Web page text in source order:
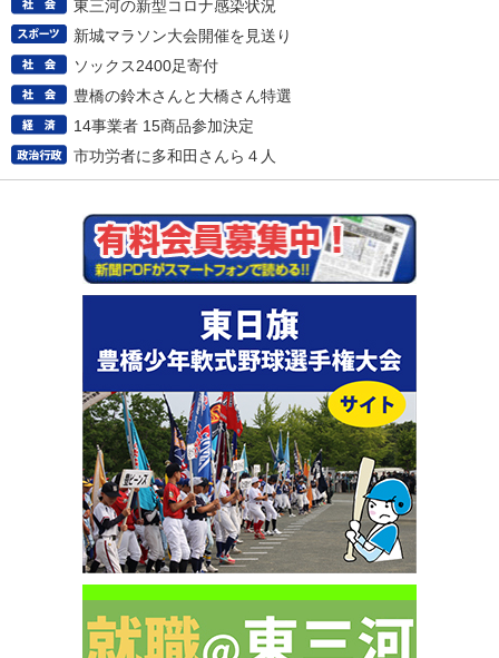
東三河の新型コロナ感染状況
新城マラソン大会開催を見送り
ソックス2400足寄付
豊橋の鈴木さんと大橋さん特選
14事業者 15商品参加決定
市功労者に多和田さんら４人